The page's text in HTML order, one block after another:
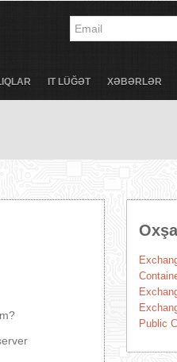
IT LÜĞƏT XƏBƏRLƏR
Public